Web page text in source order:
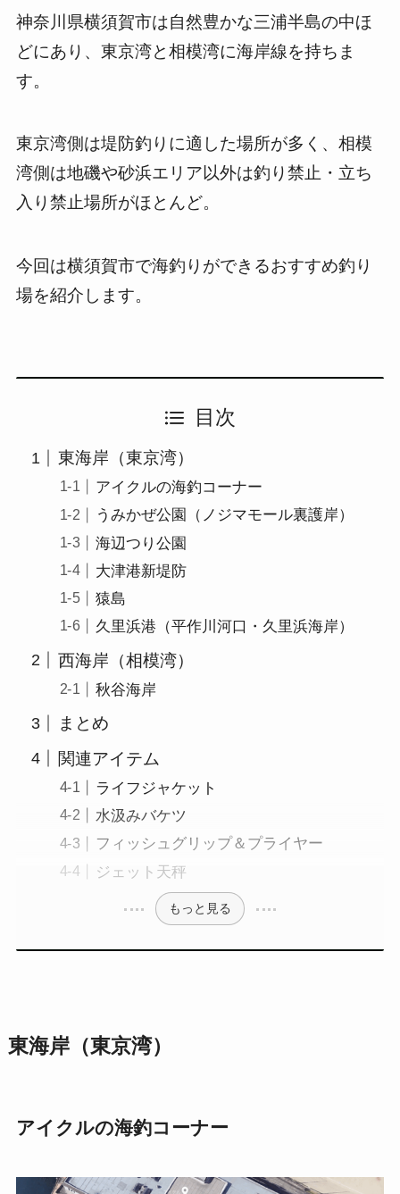
神奈川県横須賀市は自然豊かな三浦半島の中ほ
どにあり、東京湾と相模湾に海岸線を持ちま
す。
東京湾側は堤防釣りに適した場所が多く、相模
湾側は地磯や砂浜エリア以外は釣り禁止・立ち
入り禁止場所がほとんど。
今回は横須賀市で海釣りができるおすすめ釣り
場を紹介します。
目次
東海岸（東京湾）
アイクルの海釣コーナー
うみかぜ公園（ノジマモール裏護岸）
海辺つり公園
大津港新堤防
猿島
久里浜港（平作川河口・久里浜海岸）
西海岸（相模湾）
秋谷海岸
まとめ
関連アイテム
ライフジャケット
水汲みバケツ
フィッシュグリップ＆プライヤー
ジェット天秤
もっと見る
東海岸（東京湾）
アイクルの海釣コーナー